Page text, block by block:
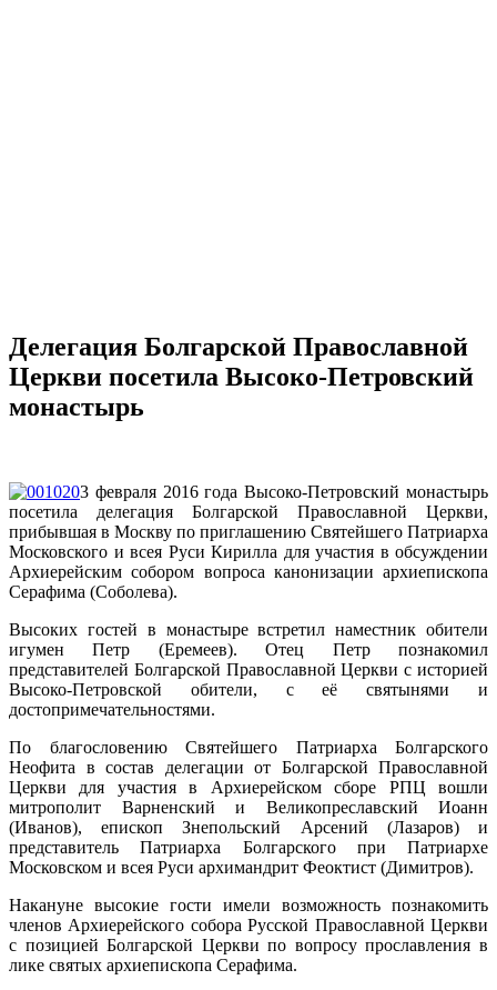
Делегация Болгарской Православной
Церкви посетила Высоко-Петровский
монастырь
3 февраля 2016 года Высоко-Петровский монастырь
посетила делегация Болгарской Православной Церкви,
прибывшая в Москву по приглашению Святейшего Патриарха
Московского и всея Руси Кирилла для участия в обсуждении
Архиерейским собором вопроса канонизации архиепископа
Серафима (Соболева).
Высоких гостей в монастыре встретил наместник обители
игумен Петр (Еремеев). Отец Петр познакомил
представителей Болгарской Православной Церкви с историей
Высоко-Петровской обители, с её святынями и
достопримечательностями.
По благословению Святейшего Патриарха Болгарского
Неофита в состав делегации от Болгарской Православной
Церкви для участия в Архиерейском сборе РПЦ вошли
митрополит Варненский и Великопреславский Иоанн
(Иванов), епископ Знепольский Арсений (Лазаров) и
представитель Патриарха Болгарского при Патриархе
Московском и всея Руси архимандрит Феоктист (Димитров).
Накануне высокие гости имели возможность познакомить
членов Архиерейского собора Русской Православной Церкви
с позицией Болгарской Церкви по вопросу прославления в
лике святых архиепископа Серафима.